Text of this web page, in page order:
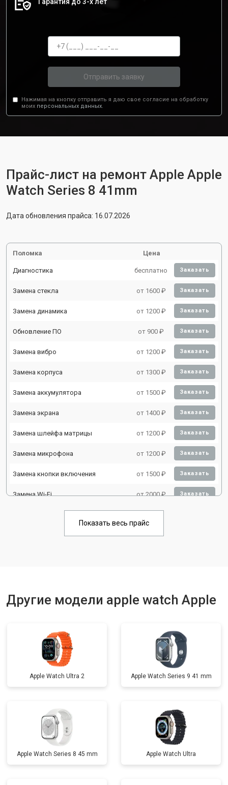
Отправить заявку
Нажимая на кнопку отправить я даю свое согласие на обработку
моих персональных данных.
Прайс-лист на ремонт Apple Apple
Watch Series 8 41mm
Дата обновления прайса: 16.07.2026
Поломка Цена
Диагностика бесплатно Заказать
Замена стекла от 1600 ₽ Заказать
Замена динамика от 1200 ₽ Заказать
Обновление ПО от 900 ₽ Заказать
Замена вибро от 1200 ₽ Заказать
Замена корпуса от 1300 ₽ Заказать
Замена аккумулятора от 1500 ₽ Заказать
Замена экрана от 1400 ₽ Заказать
Замена шлейфа матрицы от 1200 ₽ Заказать
Замена микрофона от 1200 ₽ Заказать
Замена кнопки включения от 1500 ₽ Заказать
Замена Wi-Fi от 2000 ₽ Заказать
Показать весь прайс
Другие модели apple watch Apple
Apple Watch Ultra 2 Apple Watch Series 9 41 mm
Apple Watch Series 8 45 mm Apple Watch Ultra